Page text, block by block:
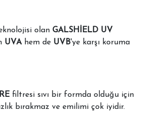
olan GALSHİELD UV
UVAhem de UVB'ye karşı koruma
filtresi sıvı bir formda olduğu için
bırakmaz ve emilimi çok iyidir.